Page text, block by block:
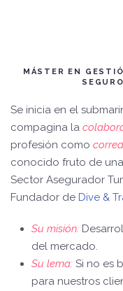
MÁSTER EN
Se inicia en el
compagina la
profesión como
conocido fruto de
Sector Asegurador
Fundador de Dive &
Su misión:
del mercado.
Su lema: Si no es
para nuestros